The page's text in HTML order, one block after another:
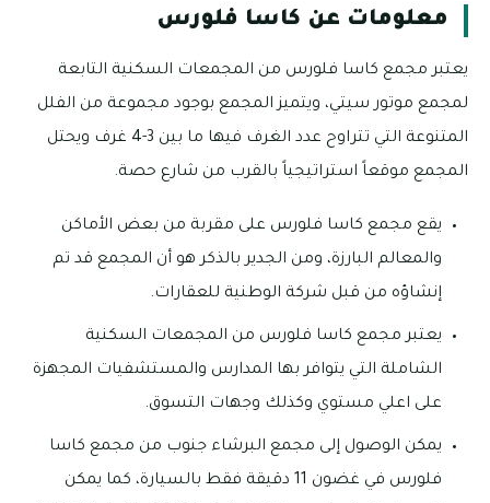
معلومات عن كاسا فلورس
يعتبر مجمع كاسا فلورس من المجمعات السكنية التابعة
لمجمع موتور سيتي، ويتميز المجمع بوجود مجموعة من الفلل
المتنوعة التي تتراوح عدد الغرف فيها ما بين 3-4 غرف ويحتل
المجمع موقعاً استراتيجياً بالقرب من شارع حصة.
يقع مجمع كاسا فلورس على مقربة من بعض الأماكن
والمعالم البارزة، ومن الجدير بالذكر هو أن المجمع قد تم
إنشاؤه من قبل شركة الوطنية للعقارات.
يعتبر مجمع كاسا فلورس من المجمعات السكنية
الشاملة التي يتوافر بها المدارس والمستشفيات المجهزة
على اعلي مستوي وكذلك وجهات التسوق.
يمكن الوصول إلى مجمع البرشاء جنوب من مجمع كاسا
فلورس في غضون 11 دقيقة فقط بالسيارة، كما يمكن